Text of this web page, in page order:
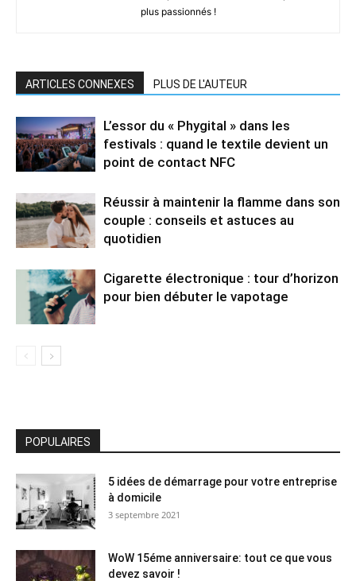
plus passionnés !
ARTICLES CONNEXES PLUS DE L'AUTEUR
L’essor du « Phygital » dans les
festivals : quand le textile devient un
point de contact NFC
Réussir à maintenir la flamme dans son
couple : conseils et astuces au
quotidien
Cigarette électronique : tour d’horizon
pour bien débuter le vapotage
POPULAIRES
5 idées de démarrage pour votre entreprise
à domicile
3 septembre 2021
WoW 15éme anniversaire: tout ce que vous
devez savoir !